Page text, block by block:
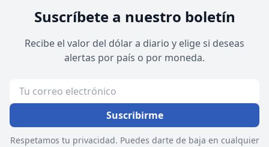
Suscríbete a nuestro boletín
Recibe el valor del dólar a diario y elige si deseas
alertas por país o por moneda.
Suscribirme
Respetamos tu privacidad. Puedes darte de baja en cualquier